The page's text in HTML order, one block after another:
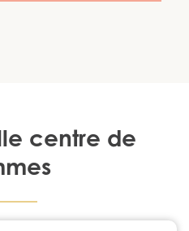
centre de